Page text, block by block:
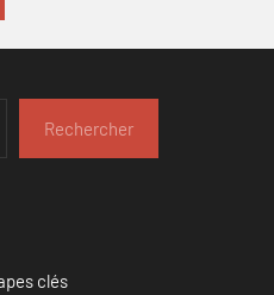
Rechercher
clés